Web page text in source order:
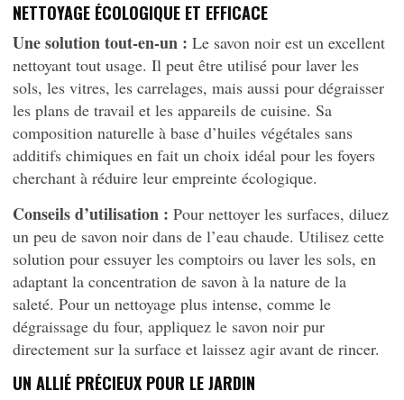
NETTOYAGE ÉCOLOGIQUE ET EFFICACE
Une solution tout-en-un : Le savon noir est un excellent
nettoyant tout usage. Il peut être utilisé pour laver les
sols, les vitres, les carrelages, mais aussi pour dégraisser
les plans de travail et les appareils de cuisine. Sa
composition naturelle à base d’huiles végétales sans
additifs chimiques en fait un choix idéal pour les foyers
cherchant à réduire leur empreinte écologique.
Conseils d’utilisation : Pour nettoyer les surfaces, diluez
un peu de savon noir dans de l’eau chaude. Utilisez cette
solution pour essuyer les comptoirs ou laver les sols, en
adaptant la concentration de savon à la nature de la
saleté. Pour un nettoyage plus intense, comme le
dégraissage du four, appliquez le savon noir pur
directement sur la surface et laissez agir avant de rincer.
UN ALLIÉ PRÉCIEUX POUR LE JARDIN